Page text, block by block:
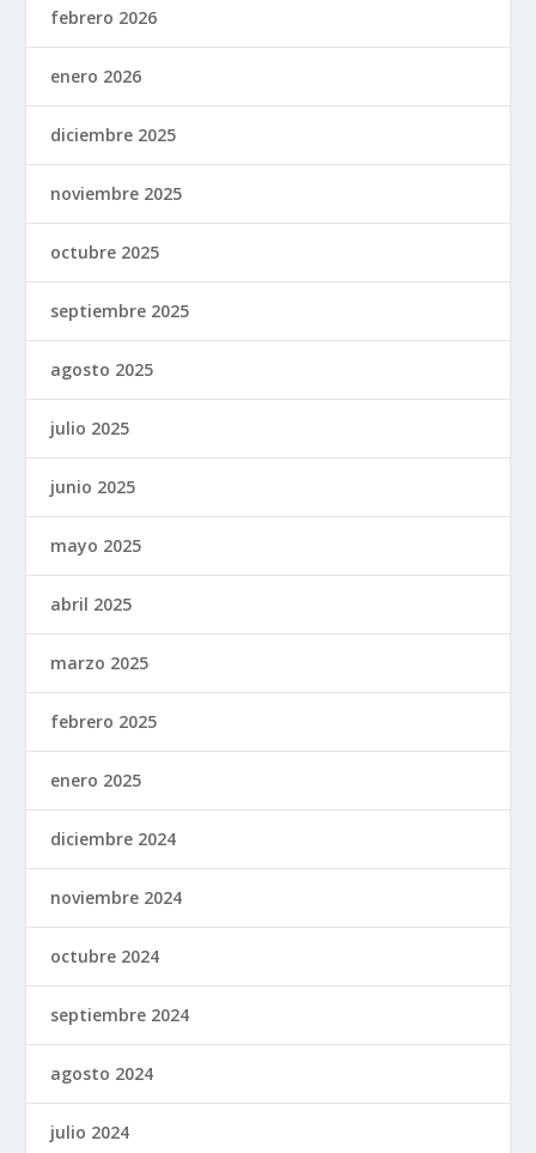
febrero 2026
enero 2026
diciembre 2025
noviembre 2025
octubre 2025
septiembre 2025
agosto 2025
julio 2025
junio 2025
mayo 2025
abril 2025
marzo 2025
febrero 2025
enero 2025
diciembre 2024
noviembre 2024
octubre 2024
septiembre 2024
agosto 2024
julio 2024